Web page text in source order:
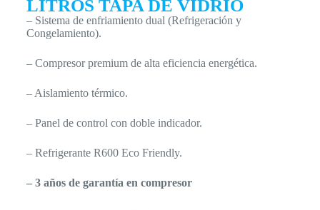
LITROS TAPA DE VIDRIO
– Sistema de enfriamiento dual (Refrigeración y
Congelamiento).
– Compresor premium de alta eficiencia energética.
– Aislamiento térmico.
– Panel de control con doble indicador.
– Refrigerante R600 Eco Friendly.
– 3 años de garantía en compresor